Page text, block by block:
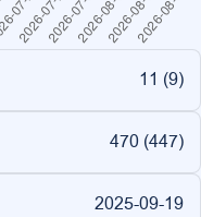
11 (9)
470 (447)
2025-09-19